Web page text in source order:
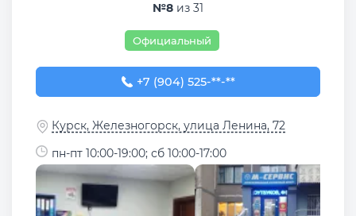
№8 из 31
Официальный
+7 (904) 525-65-09
+7 (904) 525-**-**
Курск, Железногорск, улица Ленина, 72
пн-пт 10:00-19:00; сб 10:00-17:00